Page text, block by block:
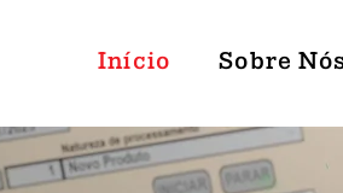
Início Sobre